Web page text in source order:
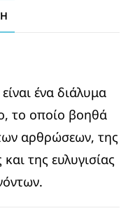
είναι ένα διάλυμα
το οποίο βοηθά
αρθρώσεων, της
της ευλυγισίας